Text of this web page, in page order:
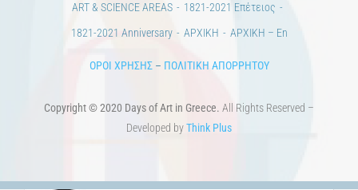
Εκδηλώσεις.
Άστεα
Πέρα από την πόλη
Πέρα από τη χώρα
Προκηρύξεις & Διαγωνισμοί
Διαγωνισμοί
ΝΕΑ
1821-2021 Anniversary
ΑΡΧΙΚΗ ΑΡΧΙΚΗ – En